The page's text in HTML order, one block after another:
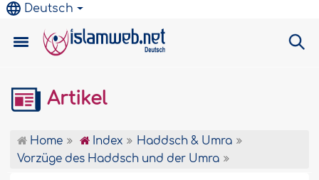
Deutsch
Artikel
Home Index
Haddsch & Umra
Vorzüge des Haddsch und der Umra